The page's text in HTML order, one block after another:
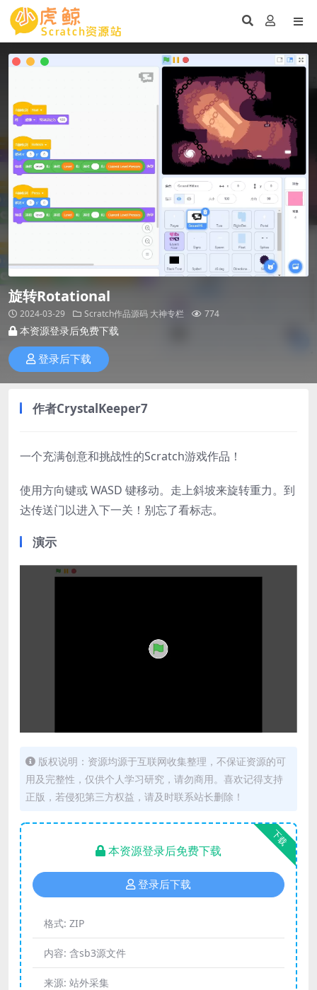
旋转Rotational
2024-03-29 Scratch作品源码 大神专栏 774
本资源登录后免费下载
登录后下载
作者CrystalKeeper7
一个充满创意和挑战性的Scratch游戏作品！
使用方向键或 WASD 键移动。走上斜坡来旋转重力。到
达传送门以进入下一关！别忘了看标志。
演示
版权说明：资源均源于互联网收集整理，不保证资源的可
用及完整性，仅供个人学习研究，请勿商用。喜欢记得支持
正版，若侵犯第三方权益，请及时联系站长删除！
下载
本资源登录后免费下载
登录后下载
格式: ZIP
内容: 含sb3源文件
来源: 站外采集